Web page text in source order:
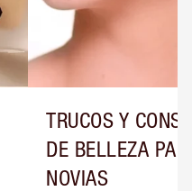
TRUCOS Y
DE BELLEZA
NOVIAS